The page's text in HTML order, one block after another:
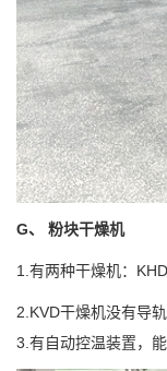
G、 粉块干燥机
1.有两种干燥机：
2.KVD干燥机没有导
3.有自动控温装置，能